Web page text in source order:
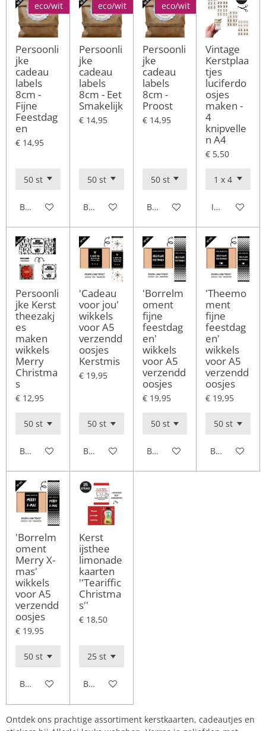
eco/wit
Persoonli
jke
cadeau
labels
8cm -
Fijne
Feestdag
en
€ 14,95
Bekijk details
eco/wit
Persoonli
jke
cadeau
labels
8cm - Eet
Smakelijk
€ 14,95
Bekijk details
eco/wit
Persoonli
jke
cadeau
labels
8cm -
Proost
€ 14,95
Bekijk details
Vintage
Kerstplaa
tjes
luciferdo
osjes
maken -
4
knipvelle
n A4
€ 5,50
In
Persoonli
jke Kerst
theezakj
es
maken
wikkels
Merry
Christma
s
€ 12,95
Bekijk details
'Cadeau
voor jou'
wikkels
voor A5
verzendd
oosjes
Kerstmis
€ 19,95
Bekijk details
'Borrelm
oment
fijne
feestdag
en'
wikkels
voor A5
verzendd
oosjes
€ 19,95
Bekijk details
'Theemo
ment
fijne
feestdag
en'
wikkels
voor A5
verzendd
oosjes
€ 19,95
Bekijk details
'Borrelm
oment
Merry X-
mas'
wikkels
voor A5
verzendd
oosjes
€ 19,95
Bekijk details
Kerst
ijsthee
limonade
kaarten
''Teariffic
Christma
s''
€ 18,50
Bekijk details
Ontdek ons prachtige assortiment kerstkaarten, cadeautjes en